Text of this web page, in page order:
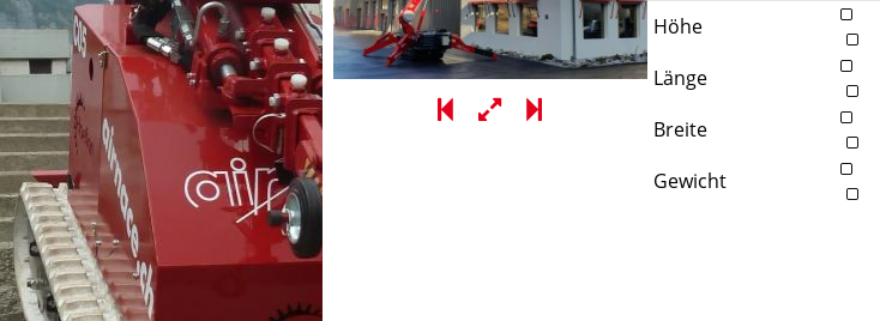
Höhe
Länge
Breite
Gewicht